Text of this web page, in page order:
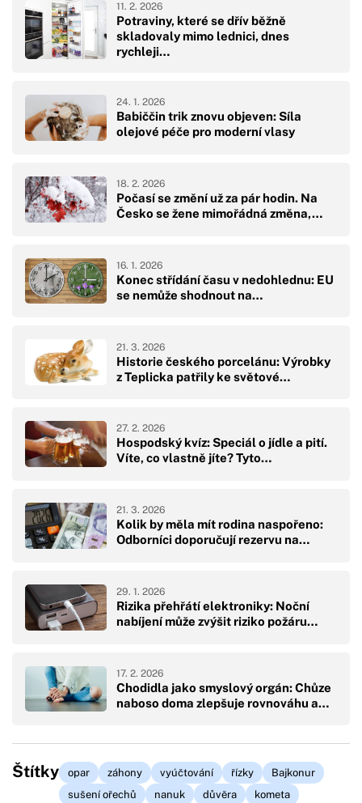
Potraviny, které se dřív běžně
skladovaly mimo lednici, dnes
rychleji…
11. 2. 2026
Babiččin trik znovu objeven: Síla
olejové péče pro moderní vlasy
24. 1. 2026
Počasí se změní už za pár hodin. Na
Česko se žene mimořádná změna,…
18. 2. 2026
Konec střídání času v nedohlednu: EU
se nemůže shodnout na…
16. 1. 2026
Historie českého porcelánu: Výrobky
z Teplicka patřily ke světové…
21. 3. 2026
Hospodský kvíz: Speciál o jídle a pití.
Víte, co vlastně jíte? Tyto…
27. 2. 2026
Kolik by měla mít rodina naspořeno:
Odborníci doporučují rezervu na…
21. 3. 2026
Rizika přehřátí elektroniky: Noční
nabíjení může zvýšit riziko požáru…
29. 1. 2026
Chodidla jako smyslový orgán: Chůze
naboso doma zlepšuje rovnováhu a…
17. 2. 2026
Štítky opar záhony vyúčtování řízky
Bajkonur
sušení ořechů
nanuk důvěra kometa